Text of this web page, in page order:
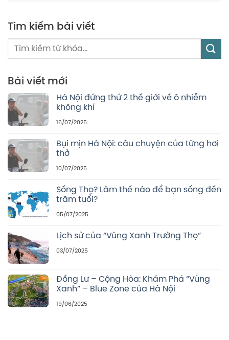
Tìm kiếm bài viết
Bài viết mới
Hà Nội đứng thứ 2 thế giới về ô nhiễm
không khí
16/07/2025
Bụi mịn Hà Nội: câu chuyện của từng hơi
thở
10/07/2025
Sống Thọ? Làm thế nào để bạn sống đến
trăm tuổi?
05/07/2025
Lịch sử của “Vùng Xanh Trường Thọ”
03/07/2025
Đồng Lư – Cộng Hòa: Khám Phá “Vùng
Xanh” – Blue Zone của Hà Nội
19/06/2025